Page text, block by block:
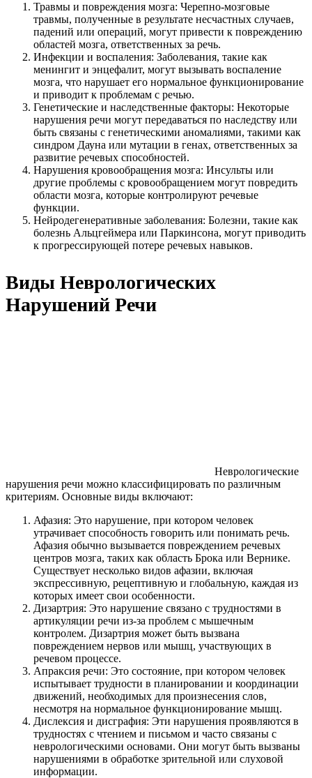
Травмы и повреждения мозга: Черепно-мозговые
травмы, полученные в результате несчастных случаев,
падений или операций, могут привести к повреждению
областей мозга, ответственных за речь.
Инфекции и воспаления: Заболевания, такие как
менингит и энцефалит, могут вызывать воспаление
мозга, что нарушает его нормальное функционирование
и приводит к проблемам с речью.
Генетические и наследственные факторы: Некоторые
нарушения речи могут передаваться по наследству или
быть связаны с генетическими аномалиями, такими как
синдром Дауна или мутации в генах, ответственных за
развитие речевых способностей.
Нарушения кровообращения мозга: Инсульты или
другие проблемы с кровообращением могут повредить
области мозга, которые контролируют речевые
функции.
Нейродегенеративные заболевания: Болезни, такие как
болезнь Альцгеймера или Паркинсона, могут приводить
к прогрессирующей потере речевых навыков.
Виды Неврологических
Нарушений Речи
Неврологические
нарушения речи можно классифицировать по различным
критериям. Основные виды включают:
Афазия: Это нарушение, при котором человек
утрачивает способность говорить или понимать речь.
Афазия обычно вызывается повреждением речевых
центров мозга, таких как область Брока или Вернике.
Существует несколько видов афазии, включая
экспрессивную, рецептивную и глобальную, каждая из
которых имеет свои особенности.
Дизартрия: Это нарушение связано с трудностями в
артикуляции речи из-за проблем с мышечным
контролем. Дизартрия может быть вызвана
повреждением нервов или мышц, участвующих в
речевом процессе.
Апраксия речи: Это состояние, при котором человек
испытывает трудности в планировании и координации
движений, необходимых для произнесения слов,
несмотря на нормальное функционирование мышц.
Дислексия и дисграфия: Эти нарушения проявляются в
трудностях с чтением и письмом и часто связаны с
неврологическими основами. Они могут быть вызваны
нарушениями в обработке зрительной или слуховой
информации.